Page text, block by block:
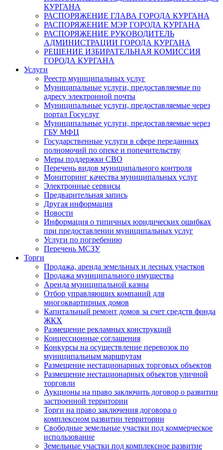
КУРГАНА
РАСПОРЯЖЕНИЕ ГЛАВА ГОРОДА КУРГАНА
РАСПОРЯЖЕНИЕ МЭР ГОРОДА КУРГАНА
РАСПОРЯЖЕНИЕ РУКОВОДИТЕЛЬ
АДМИНИСТРАЦИИ ГОРОДА КУРГАНА
РЕШЕНИЕ ИЗБИРАТЕЛЬНАЯ КОМИССИЯ
ГОРОДА КУРГАНА
Услуги
Реестр муниципальных услуг
Муниципальные услуги, предоставляемые по
адресу электронной почты
Муниципальные услуги, предоставляемые через
портал Госуслуг
Муниципальные услуги, предоставляемые через
ГБУ МФЦ
Государственные услуги в сфере переданных
полномочий по опеке и попечительству
Меры поддержки СВО
Перечень видов муниципального контроля
Мониторинг качества муниципальных услуг
Электронные сервисы
Предварительная запись
Другая информация
Новости
Информация о типичных юридических ошибках
при предоставлении муниципальных услуг
Услуги по погребению
Перечень МСЗУ
Торги
Продажа, аренда земельных и лесных участков
Продажа муниципального имущества
Аренда муниципальной казны
Отбор управляющих компаний для
многоквартирных домов
Капитальный ремонт домов за счет средств фонда
ЖКХ
Размещение рекламных конструкций
Концессионные соглашения
Конкурсы на осуществление перевозок по
муниципальным маршрутам
Размещение нестационарных торговых объектов
Размещение нестационарных объектов уличной
торговли
Аукционы на право заключить договор о развитии
застроенной территории
Торги на право заключения договора о
комплексном развитии территории
Свободные земельные участки под коммерческое
использование
Земельные участки под комплексное развитие